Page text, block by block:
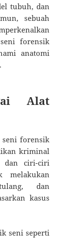
tubuh, dan
sebuah
forensik
anatomi
Alat
seni forensik
kriminal
dan ciri-ciri
melakukan
dan
kasus
seni seperti